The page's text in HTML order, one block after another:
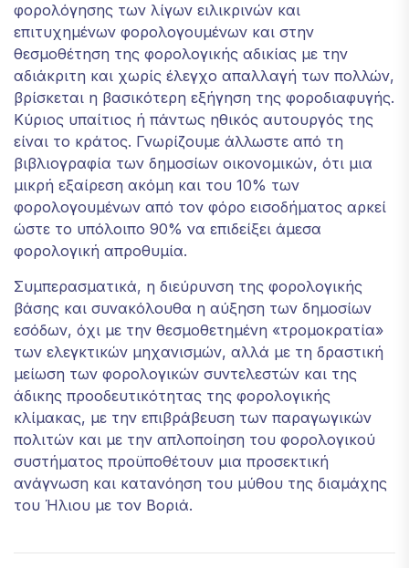
φορολόγησης των λίγων ειλικρινών και
επιτυχημένων φορολογουμένων και στην
θεσμοθέτηση της φορολογικής αδικίας με την
αδιάκριτη και χωρίς έλεγχο απαλλαγή των πολλών,
βρίσκεται η βασικότερη εξήγηση της φοροδιαφυγής.
Κύριος υπαίτιος ή πάντως ηθικός αυτουργός της
είναι το κράτος. Γνωρίζουμε άλλωστε από τη
βιβλιογραφία των δημοσίων οικονομικών, ότι μια
μικρή εξαίρεση ακόμη και του 10% των
φορολογουμένων από τον φόρο εισοδήματος αρκεί
ώστε το υπόλοιπο 90% να επιδείξει άμεσα
φορολογική απροθυμία.
Συμπερασματικά, η διεύρυνση της φορολογικής
βάσης και συνακόλουθα η αύξηση των δημοσίων
εσόδων, όχι με την θεσμοθετημένη «τρομοκρατία»
των ελεγκτικών μηχανισμών, αλλά με τη δραστική
μείωση των φορολογικών συντελεστών και της
άδικης προοδευτικότητας της φορολογικής
κλίμακας, με την επιβράβευση των παραγωγικών
πολιτών και με την απλοποίηση του φορολογικού
συστήματος προϋποθέτουν μια προσεκτική
ανάγνωση και κατανόηση του μύθου της διαμάχης
του Ήλιου με τον Βοριά.